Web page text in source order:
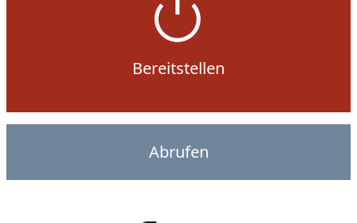
Bereitstellen
Abrufen